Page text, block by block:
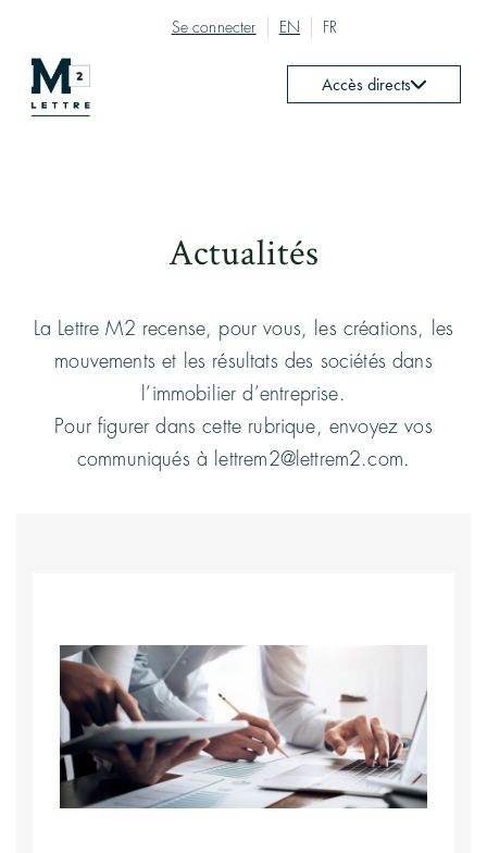
Se connecter EN FR
Accès directs
Actualités
La Lettre M2 recense, pour vous, les créations, les
mouvements et les résultats des sociétés dans
l’immobilier d’entreprise.
Pour figurer dans cette rubrique, envoyez vos
communiqués à lettrem2@lettrem2.com.